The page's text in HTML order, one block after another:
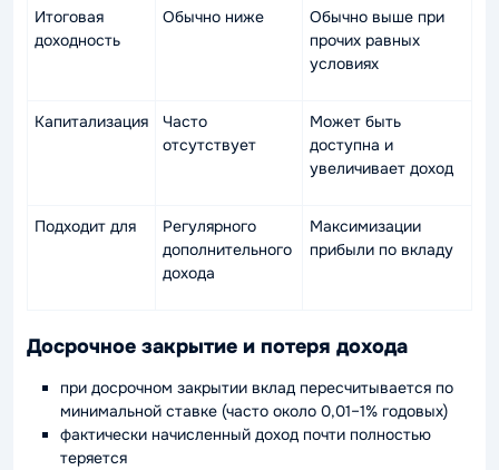
Итоговая
доходность
Обычно ниже
Обычно выше при
прочих равных
условиях
Капитализация
Часто
отсутствует
Может быть
доступна и
увеличивает доход
Подходит для
Регулярного
дополнительного
дохода
Максимизации
прибыли по вкладу
Досрочное закрытие и потеря дохода
при досрочном закрытии вклад пересчитывается по
минимальной ставке (часто около 0,01–1% годовых)
фактически начисленный доход почти полностью
теряется